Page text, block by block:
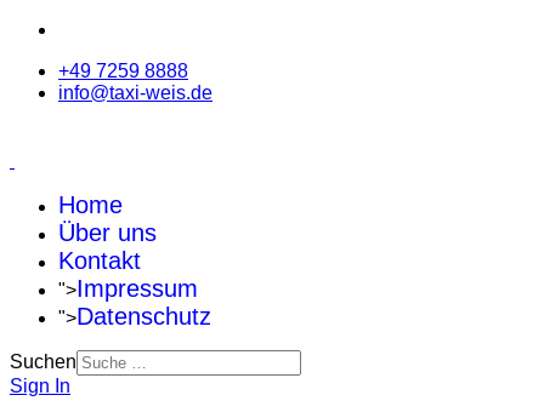
+49 7259 8888
info@taxi-weis.de
Home
Über uns
Kontakt
">Impressum
">Datenschutz
Suchen
Sign In